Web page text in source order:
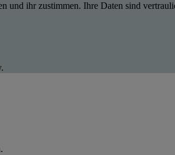
und ihr zustimmen. Ihre Daten sind